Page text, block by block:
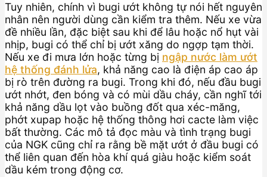
Tuy nhiên, chính vì bugi ướt không tự nói hết nguyên
nhân nên người dùng cần kiểm tra thêm. Nếu xe vừa
đề nhiều lần, đặc biệt sau khi để lâu hoặc nổ hụt vài
nhịp, bugi có thể chỉ bị ướt xăng do ngợp tạm thời.
Nếu xe đi mưa lớn hoặc từng bị ngập nước làm ướt
hệ thống đánh lửa, khả năng cao là điện áp cao áp
bị rò trên đường ra bugi. Trong khi đó, nếu đầu bugi
ướt nhớt, đen bóng và có mùi dầu cháy, cần nghĩ tới
khả năng dầu lọt vào buồng đốt qua xéc-măng,
phớt xupap hoặc hệ thống thông hơi cacte làm việc
bất thường. Các mô tả đọc màu và tình trạng bugi
của NGK cũng chỉ ra rằng bề mặt ướt ở đầu bugi có
thể liên quan đến hòa khí quá giàu hoặc kiểm soát
dầu kém trong động cơ.